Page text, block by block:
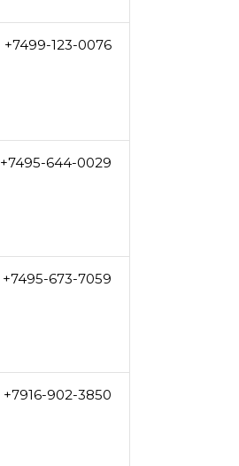
+7499-123-0076
+7495-644-0029
+7495-673-7059
+7916-902-3850